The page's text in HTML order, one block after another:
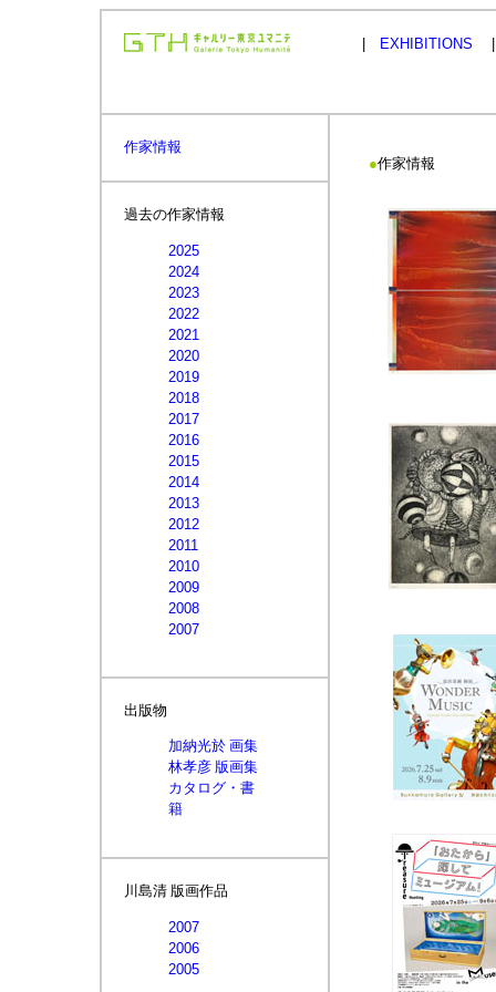
EXHIBITIONS
作家情報
●作家情報
過去の作家情報
2025
2024
2023
2022
2021
2020
2019
2018
2017
2016
2015
2014
2013
2012
2011
2010
2009
2008
2007
出版物
加納光於 画集
林孝彦 版画集
カタログ・書
籍
川島清 版画作品
2007
2006
2005